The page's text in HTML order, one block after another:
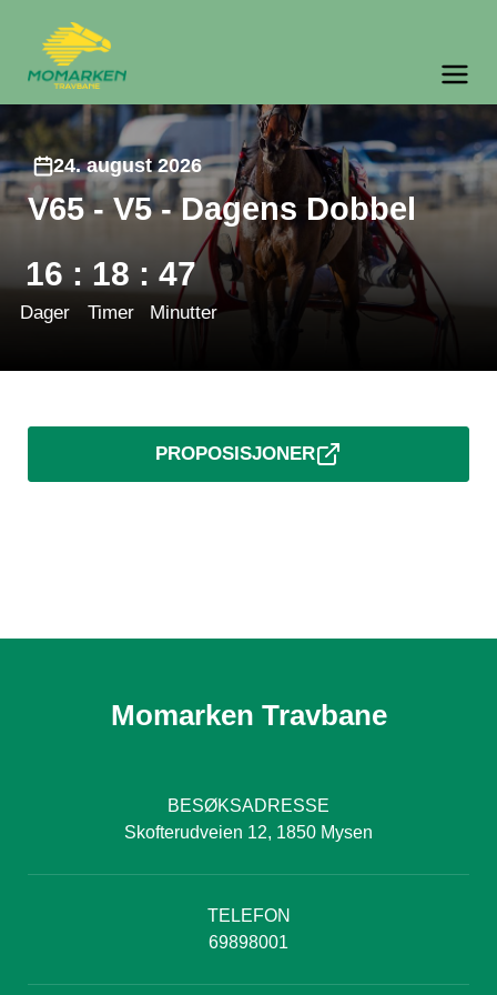
24. august 2026
V65 - V5 - Dagens Dobbel
16 : 18 : 47
Dager Timer Minutter
PROPOSISJONER
Momarken Travbane
BESØKSADRESSE
Skofterudveien 12, 1850 Mysen
TELEFON
69898001